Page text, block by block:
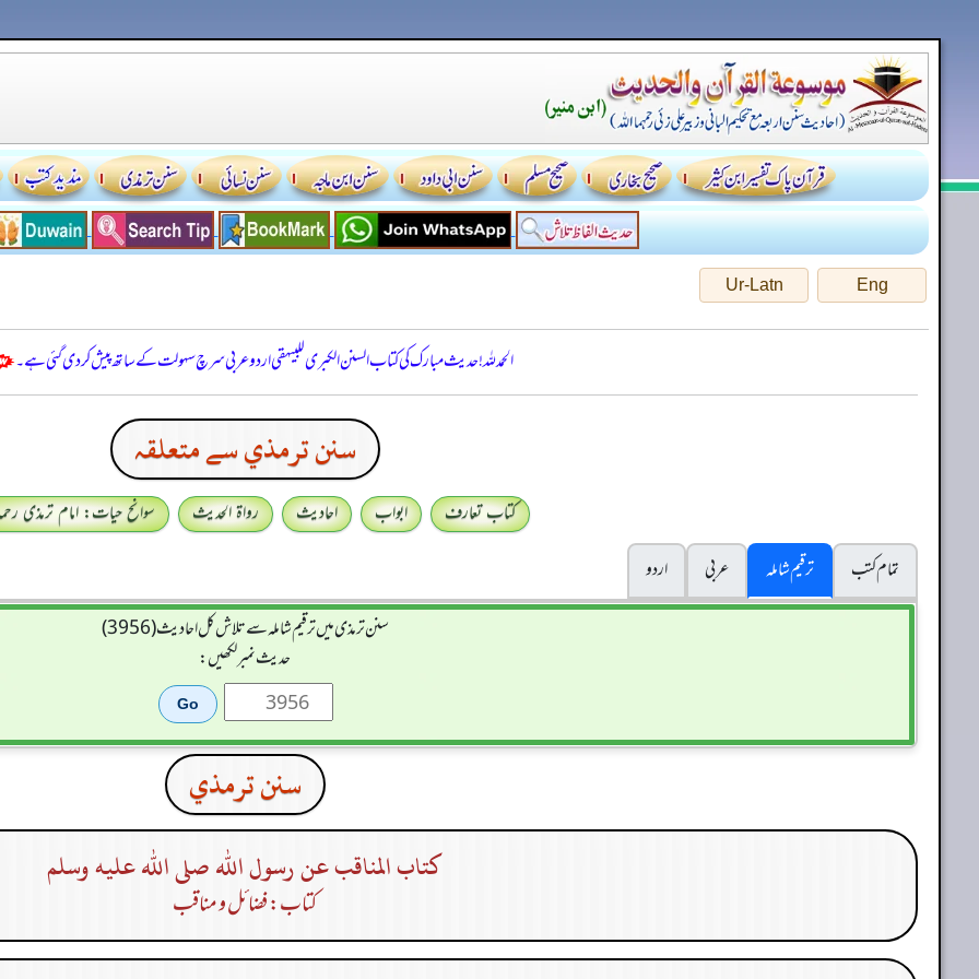
Eng
Ur-Latn
الحمدللہ! حدیث مبارک کی کتاب السنن الكبرى للبيهقي اردو عربی سرچ سہولت کے ساتھ پیش کر دی گئی ہے۔
سنن ترمذي سے متعلقہ
کتاب تعارف ابواب احادیث رواۃ الحدیث
سوانح حیات: امام ترمذی
تمام کتب
ترقیم شاملہ عربی
اردو
سنن ترمذی میں ترقیم شاملہ سے تلاش کل احادیث (3956)
حدیث نمبر لکھیں:
سنن ترمذي
كتاب المناقب عن رسول الله صلى الله عليه وسلم
کتاب: فضائل و مناقب